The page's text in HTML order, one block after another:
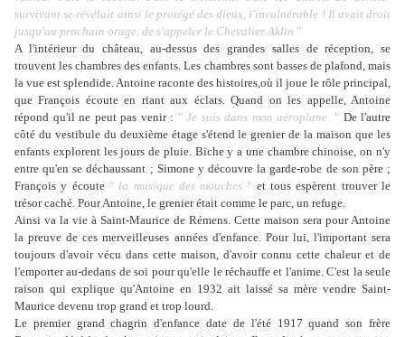
survivant se révélait ainsi le protégé des dieux, l'invulnérable ! Il avait droit
jusqu'au prochain orage, de s'appeler le Chevalier Aklin "
A l'intérieur du château, au-dessus des grandes salles de réception, se
trouvent les chambres des enfants. Les chambres sont basses de plafond, mais
la vue est splendide. Antoine raconte des histoires,où il joue le rôle principal,
que François écoute en riant aux éclats. Quand on les appelle, Antoine
répond qu'il ne peut pas venir : "Je suis dans mon aéroplane. "De l'autre
côté du vestibule du deuxième étage s'étend le grenier de la maison que les
enfants explorent les jours de pluie. Biche y a une chambre chinoise, on n'y
entre qu'en se déchaussant ; Simone y découvre la garde-robe de son père ;
François y écoute " la musique des mouches " et tous espèrent trouver le
trésor caché. Pour Antoine, le grenier était comme le parc, un refuge.
Ainsi va la vie à Saint-Maurice de Rémens. Cette maison sera pour Antoine
la preuve de ces merveilleuses années d'enfance. Pour lui, l'important sera
toujours d'avoir vécu dans cette maison, d'avoir connu cette chaleur et de
l'emporter au-dedans de soi pour qu'elle le réchauffe et l'anime. C'est la seule
raison qui explique qu'Antoine en 1932 ait laissé sa mère vendre Saint-
Maurice devenu trop grand et trop lourd.
Le premier grand chagrin d'enfance date de l'été 1917 quand son frère